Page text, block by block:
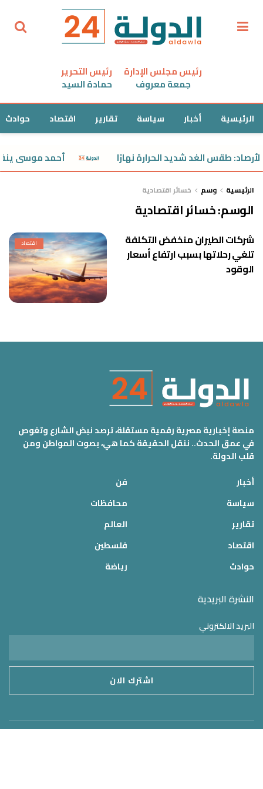
رئيس مجلس الإدارة
جمعة معروف
رئيس التحرير
حمادة السيد
الرئيسية أخبار سياسة تقارير اقتصاد حوادث
طقس الغد شديد الحرارة نهارًا أحمد موسى
الرئيسية وسم خسائر اقتصادية
الوسم:خسائر اقتصادية
اقتصاد
شركات الطيران منخفض التكلفة
تلغي رحلاتها بسبب ارتفاع أسعار
الوقود
منصة إخبارية مصرية رقمية مستقلة، ترصد نبض الشارع وتغوص
في عمق الحدث.. ننقل الحقيقة كما هي، بصوت المواطن ومن
قلب الدولة.
أخبار
سياسة
تقارير
اقتصاد
حوادث
فن
محافظات
العالم
فلسطين
رياضة
النشرة البريدية
البريد الالكتروني